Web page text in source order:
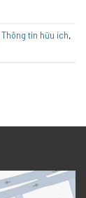
Thông tin hữu ích,